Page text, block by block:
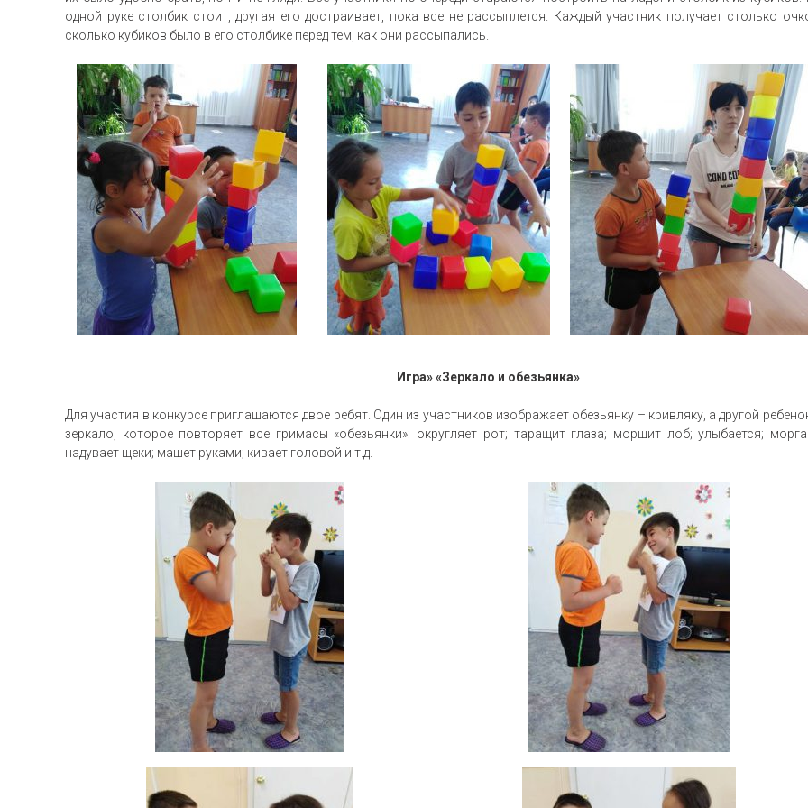
одной руке столбик стоит, другая его достраивает, пока все не рассыплется. Каждый участник получает столько
сколько кубиков было в его столбике перед тем, как они рассыпались.
Игра» «Зеркало и обезьянка»
Для участия в конкурсе приглашаются двое ребят. Один из участников изображает обезьянку – кривляку, а другой
зеркало, которое повторяет все гримасы «обезьянки»: округляет рот; таращит глаза; морщит лоб; улыбается;
надувает щеки; машет руками; кивает головой и т.д.